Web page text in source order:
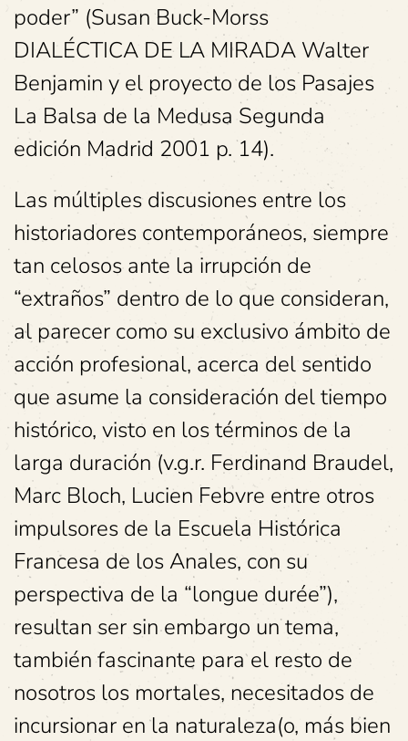
poder” (Susan Buck-Morss
DIALÉCTICA DE LA MIRADA Walter
Benjamin y el proyecto de los Pasajes
La Balsa de la Medusa Segunda
edición Madrid 2001 p. 14).
Las múltiples discusiones entre los
historiadores contemporáneos, siempre
tan celosos ante la irrupción de
“extraños” dentro de lo que consideran,
al parecer como su exclusivo ámbito de
acción profesional, acerca del sentido
que asume la consideración del tiempo
histórico, visto en los términos de la
larga duración (v.g.r. Ferdinand Braudel,
Marc Bloch, Lucien Febvre entre otros
impulsores de la Escuela Histórica
Francesa de los Anales, con su
perspectiva de la “longue durée”),
resultan ser sin embargo un tema,
también fascinante para el resto de
nosotros los mortales, necesitados de
incursionar en la naturaleza(o, más bien